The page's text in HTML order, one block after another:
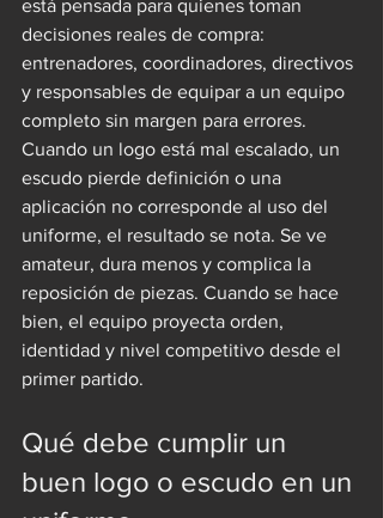
está pensada para quienes toman
decisiones reales de compra:
entrenadores, coordinadores, directivos
y responsables de equipar a un equipo
completo sin margen para errores.
Cuando un logo está mal escalado, un
escudo pierde definición o una
aplicación no corresponde al uso del
uniforme, el resultado se nota. Se ve
amateur, dura menos y complica la
reposición de piezas. Cuando se hace
bien, el equipo proyecta orden,
identidad y nivel competitivo desde el
primer partido.
Qué debe cumplir un
buen logo o escudo en un